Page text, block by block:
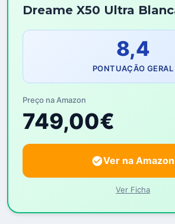
Dreame X50 Ultra
8,4
PONTUAÇÃO GERAL
Preço na Amazon
749,00€
Ver na Amazon
Ver Ficha